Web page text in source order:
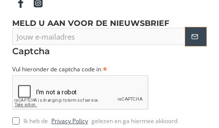
MELD U AAN VOOR DE NIEUWSBRIEF
e-
mailadres
Captcha
Vul hieronder de captcha code in
Ik heb de Privacy Policy gelezen en ga hiermee akkoord